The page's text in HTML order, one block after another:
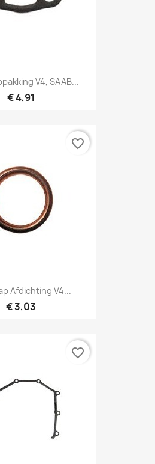
V4, SAAB...
€ 4,91
Afdichting V4...
€ 3,03
favorite_border
favorite_border